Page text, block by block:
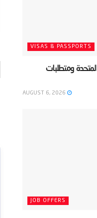
VISAS & PASSPORTS
ومتطلبات
JOB OFFERS